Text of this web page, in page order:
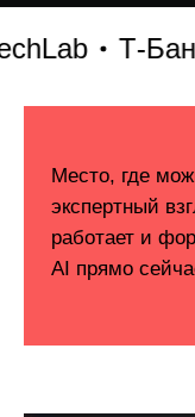
Т-Банк